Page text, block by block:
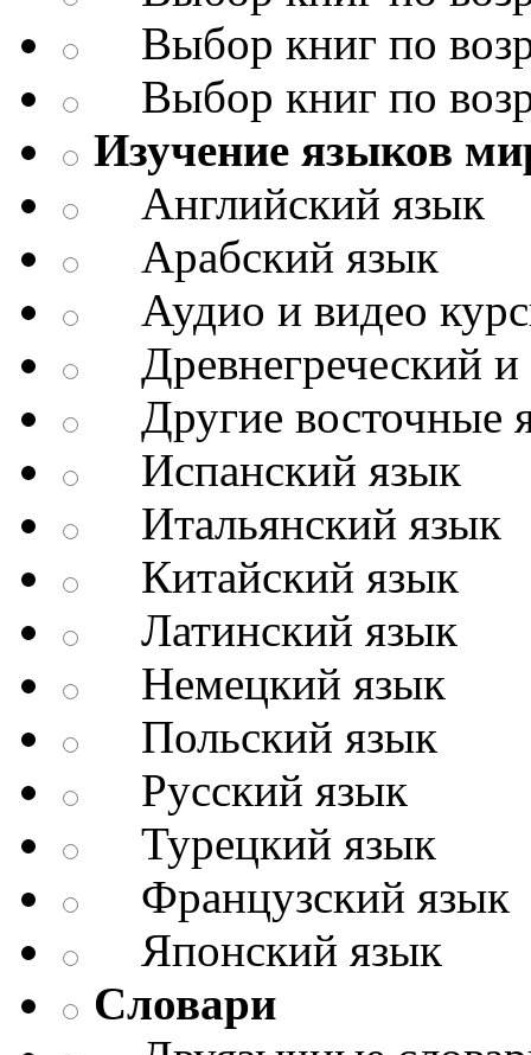
Выбор книг по
Выбор книг по
Изучение языков
Английский язык
Арабский язык
Аудио и видео
Древнегреческий и
Другие восточные
Испанский язык
Итальянский язык
Китайский язык
Латинский язык
Немецкий язык
Польский язык
Русский язык
Турецкий язык
Французский язык
Японский язык
Словари